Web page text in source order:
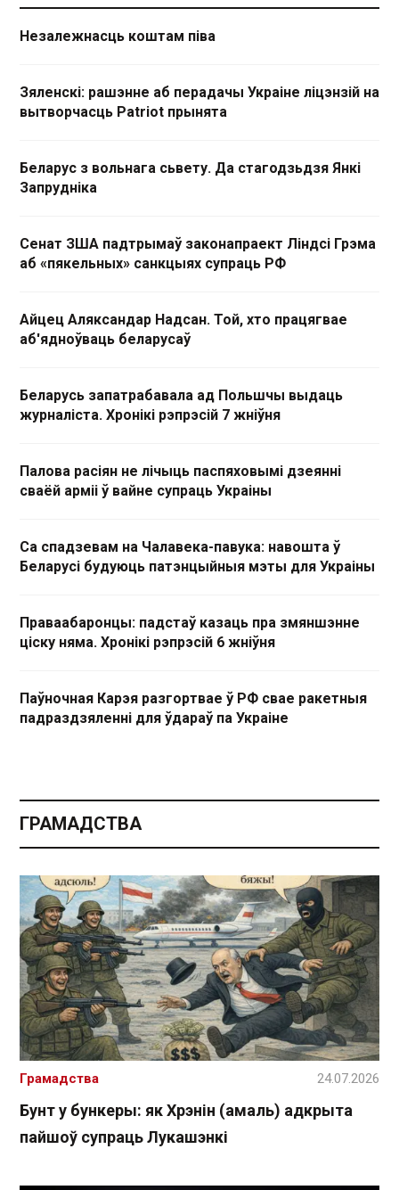
Незалежнасць коштам піва
Зяленскі: рашэнне аб перадачы Украіне ліцэнзій на
вытворчасць Patriot прынята
Беларус з вольнага сьвету. Да стагодзьдзя Янкі
Запрудніка
Сенат ЗША падтрымаў законапраект Ліндсі Грэма
аб «пякельных» санкцыях супраць РФ
Айцец Аляксандар Надсан. Той, хто працягвае
аб'ядноўваць беларусаў
Беларусь запатрабавала ад Польшчы выдаць
журналіста. Хронікі рэпрэсій 7 жніўня
Палова расіян не лічыць паспяховымі дзеянні
сваёй арміі ў вайне супраць Украіны
Са спадзевам на Чалавека-павука: навошта ў
Беларусі будуюць патэнцыйныя мэты для Украіны
Праваабаронцы: падстаў казаць пра змяншэнне
ціску няма. Хронікі рэпрэсій 6 жніўня
Паўночная Карэя разгортвае ў РФ свае ракетныя
падраздзяленні для ўдараў па Украіне
ГРАМАДСТВА
Бунт у бункеры: як Хрэнін (амаль) адкрыта
пайшоў супраць Лукашэнкі
Грамадства 24.07.2026